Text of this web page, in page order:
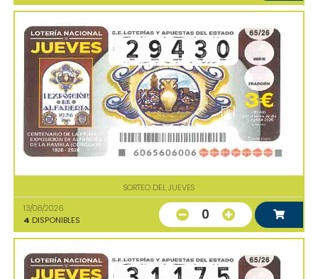
SORTEO DEL JUEVES
13/08/2026
4 DISPONIBLES 0